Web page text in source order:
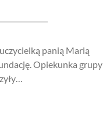
panią Marią
Opiekunka grupy